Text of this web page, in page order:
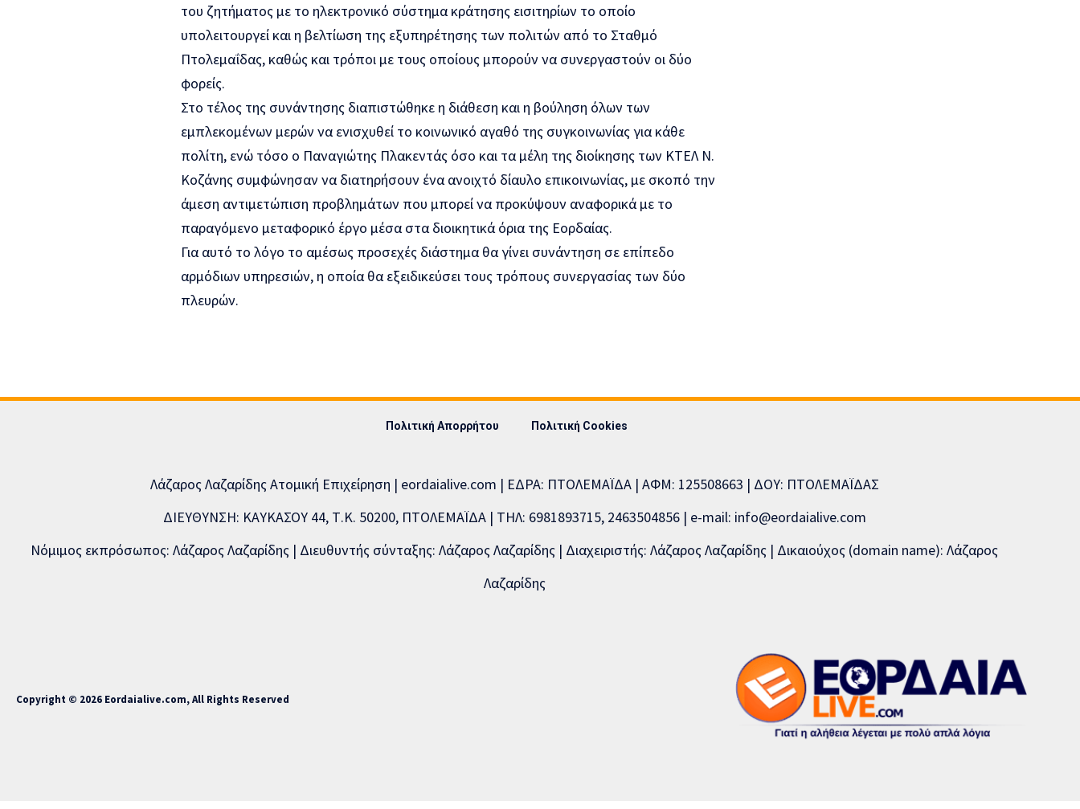
του ζητήματος με το ηλεκτρονικό σύστημα κράτησης εισιτηρίων το οποίο
υπολειτουργεί και η βελτίωση της εξυπηρέτησης των πολιτών από το Σταθμό
Πτολεμαΐδας, καθώς και τρόποι με τους οποίους μπορούν να συνεργαστούν οι δύο
φορείς.
Στο τέλος της συνάντησης διαπιστώθηκε η διάθεση και η βούληση όλων των
εμπλεκομένων μερών να ενισχυθεί το κοινωνικό αγαθό της συγκοινωνίας για κάθε
πολίτη, ενώ τόσο ο Παναγιώτης Πλακεντάς όσο και τα μέλη της διοίκησης των ΚΤΕΛ Ν.
Κοζάνης συμφώνησαν να διατηρήσουν ένα ανοιχτό δίαυλο επικοινωνίας, με σκοπό την
άμεση αντιμετώπιση προβλημάτων που μπορεί να προκύψουν αναφορικά με το
παραγόμενο μεταφορικό έργο μέσα στα διοικητικά όρια της Εορδαίας.
Για αυτό το λόγο το αμέσως προσεχές διάστημα θα γίνει συνάντηση σε επίπεδο
αρμόδιων υπηρεσιών, η οποία θα εξειδικεύσει τους τρόπους συνεργασίας των δύο
πλευρών.
Πολιτική Απορρήτου Πολιτική Cookies
Λάζαρος Λαζαρίδης Ατομική Επιχείρηση | eordaialive.com | ΕΔΡΑ: ΠΤΟΛΕΜΑΪΔΑ | ΑΦΜ: 125508663 | ΔΟΥ: ΠΤΟΛΕΜΑΪΔΑΣ
ΔΙΕΥΘΥΝΣΗ: ΚΑΥΚΑΣΟΥ 44, Τ.Κ. 50200, ΠΤΟΛΕΜΑΪΔΑ | ΤΗΛ: 6981893715, 2463504856 | e-mail: info@eordaialive.com
Νόμιμος εκπρόσωπος: Λάζαρος Λαζαρίδης | Διευθυντής σύνταξης: Λάζαρος Λαζαρίδης | Διαχειριστής: Λάζαρος Λαζαρίδης | Δικαιούχος (domain name): Λάζαρος
Λαζαρίδης
Copyright © 2026 Eordaialive.com, All Rights Reserved